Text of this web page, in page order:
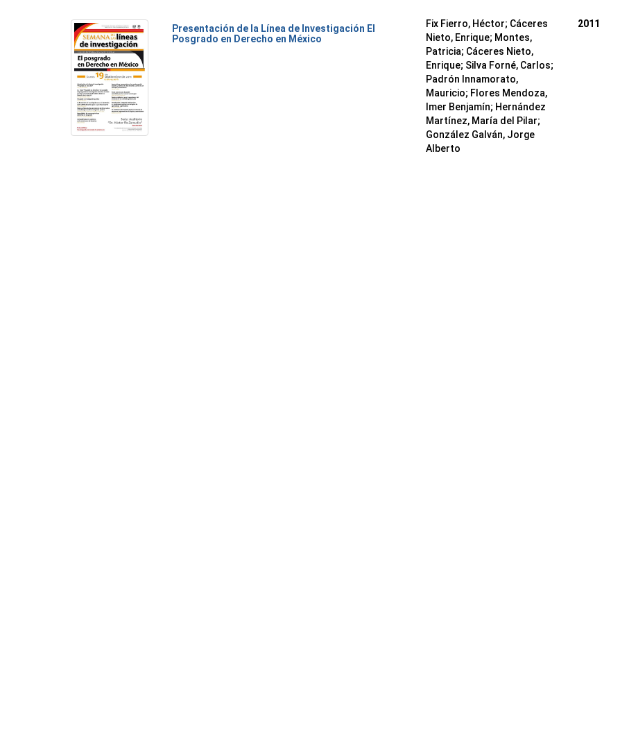
Presentación de la Línea de Investigación El
Posgrado en Derecho en México
Fix Fierro, Héctor; Cáceres
Nieto, Enrique; Montes,
Patricia; Cáceres Nieto,
Enrique; Silva Forné, Carlos;
Padrón Innamorato,
Mauricio; Flores Mendoza,
Imer Benjamín; Hernández
Martínez, María del Pilar;
González Galván, Jorge
Alberto
2011